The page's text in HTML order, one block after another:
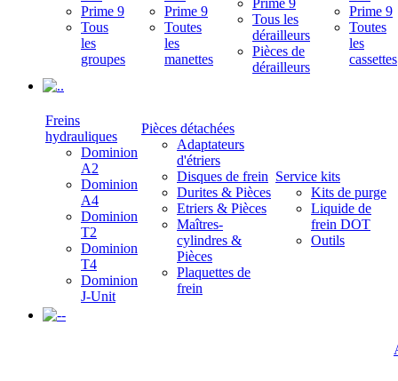
Prime 9
Tous
les
groupes
Prime 9
Toutes
les
manettes
Prime 9
Tous les
dérailleurs
Pièces de
dérailleurs
Prime 9
Toutes
les
cassettes
.
Freins
hydrauliques
Dominion
A2
Dominion
A4
Dominion
T2
Dominion
T4
Dominion
J-Unit
Pièces détachées
Adaptateurs
d'étriers
Disques de frein
Durites & Pièces
Etriers & Pièces
Maîtres-
cylindres &
Pièces
Plaquettes de
frein
Service kits
Kits de purge
Liquide de
frein DOT
Outils
-